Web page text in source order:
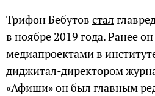
Трифон Бебутов стал
в ноябре 2019 года. Ранее
медиапроектами в
диджитал-директором
«Афиши» он был главным